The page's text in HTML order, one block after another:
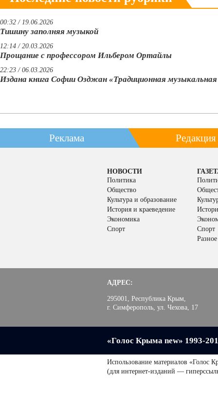
00:32 / 19.06.2026
Тишину заполняя музыкой
12:14 / 20.03.2026
Прощание с профессором Ильбером Ортайлы
22:23 / 06.03.2026
Издана книга Софии Озджан «Традиционная
Реклама Редакция
НОВОСТИ
Политика
Общество
Культура и образование
История и краеведение
Экономика
Спорт
Спорт
Разное
АДРЕС:
295001, Республика Крым,
г. Симферополь, ул. Чехова, 17
«Голос Крыма new» 1993-
Использование материалов «Голос
(для интернет-изданий —